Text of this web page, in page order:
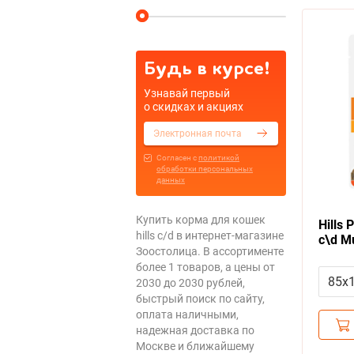
Будь в курсе!
Узнавай первый
о скидках и акциях
Cогласен сполитикой
обработки персональных
данных
Купить корма для кошек
hills c/d в интернет-магазине
Зоостолица. В ассортименте
более 1 товаров, а цены от
2030 до 2030 рублей,
быстрый поиск по сайту,
оплата наличными,
надежная доставка по
Москве и ближайшему
Hills
c\d